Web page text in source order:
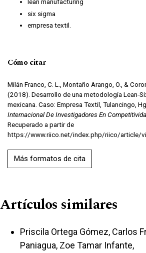
lean manufacturing
six sigma
empresa textil.
Cómo citar
Milán Franco, C. L., Montaño Arango, O., &
(2018). Desarrollo de una metodología Lean-
mexicana. Caso: Empresa Textil, Tulancingo,
Internacional De Investigadores En
Recuperado a partir de
https://www.riico.net/index.php/riico/article/
Más formatos de cita
Artículos similares
Priscila Ortega Gómez, Carlos
Paniagua, Zoe Tamar Infante,